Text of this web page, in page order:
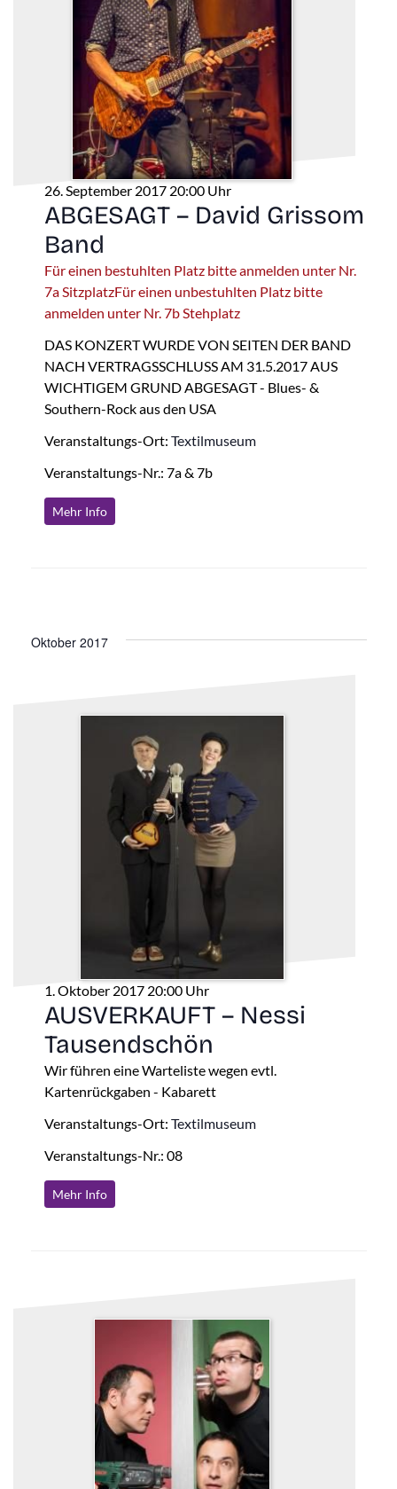
26. September 2017 20:00 Uhr
ABGESAGT – David Grissom
Band
Für einen bestuhlten Platz bitte anmelden unter Nr.
7a SitzplatzFür einen unbestuhlten Platz bitte
anmelden unter Nr. 7b Stehplatz
DAS KONZERT WURDE VON SEITEN DER BAND
NACH VERTRAGSSCHLUSS AM 31.5.2017 AUS
WICHTIGEM GRUND ABGESAGT - Blues- &
Southern-Rock aus den USA
Veranstaltungs-Ort: Textilmuseum
Veranstaltungs-Nr.: 7a & 7b
Mehr Info
Oktober 2017
1. Oktober 2017 20:00 Uhr
AUSVERKAUFT – Nessi
Tausendschön
Wir führen eine Warteliste wegen evtl.
Kartenrückgaben - Kabarett
Veranstaltungs-Ort: Textilmuseum
Veranstaltungs-Nr.: 08
Mehr Info